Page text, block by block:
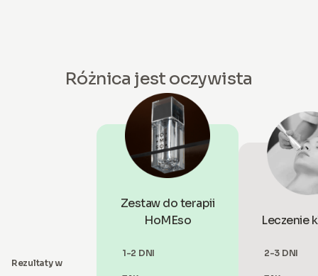
Różnica jest oczywista
Rezultaty w
Zestaw do terapii
HoMEso
1-2 DNI
Leczenie
2-3 DNI